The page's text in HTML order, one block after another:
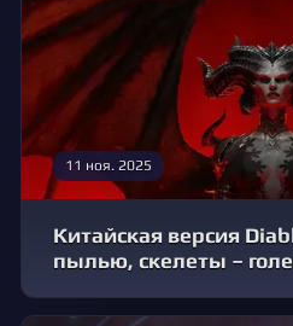
11 ноя. 2025
Китайская версия
пылью, скелеты –